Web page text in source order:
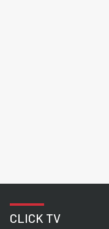
CLICK TV